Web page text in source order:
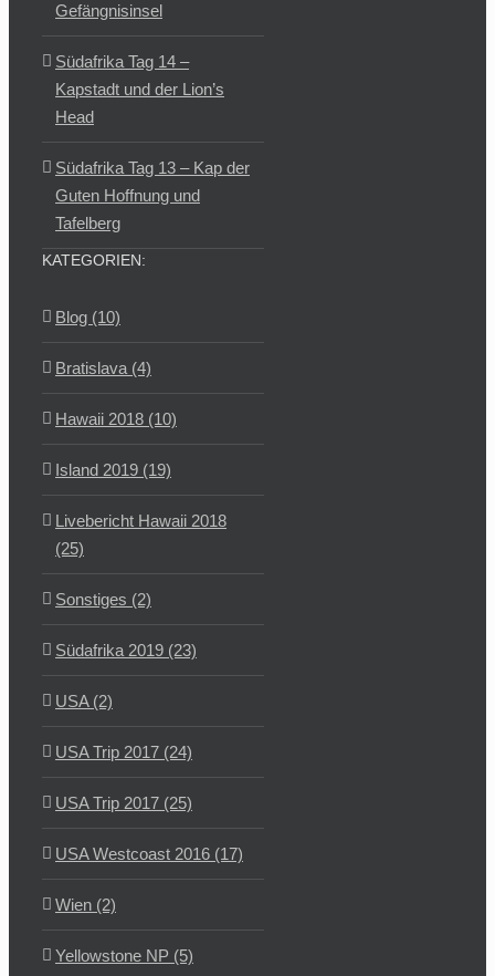
Gefängnisinsel
Südafrika Tag 14 –
Kapstadt und der Lion’s
Head
Südafrika Tag 13 – Kap der
Guten Hoffnung und
Tafelberg
KATEGORIEN:
Blog (10)
Bratislava (4)
Hawaii 2018 (10)
Island 2019 (19)
Livebericht Hawaii 2018
(25)
Sonstiges (2)
Südafrika 2019 (23)
USA (2)
USA Trip 2017 (24)
USA Trip 2017 (25)
USA Westcoast 2016 (17)
Wien (2)
Yellowstone NP (5)